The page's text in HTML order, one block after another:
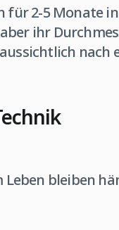
für 2-5 Monate in
ihr
nach
bleiben